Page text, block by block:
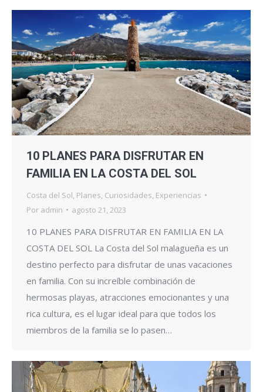
10 PLANES PARA DISFRUTAR EN
FAMILIA EN LA COSTA DEL SOL
Costa del Sol Planes Curiosidades Experiencias
Por admin agosto 21, 2023
10 PLANES PARA DISFRUTAR EN FAMILIA EN LA
COSTA DEL SOL La Costa del Sol malagueña es un
destino perfecto para disfrutar de unas vacaciones
en familia. Con su increíble combinación de
hermosas playas, atracciones emocionantes y una
rica cultura, es el lugar ideal para que todos los
miembros de la familia se lo pasen…